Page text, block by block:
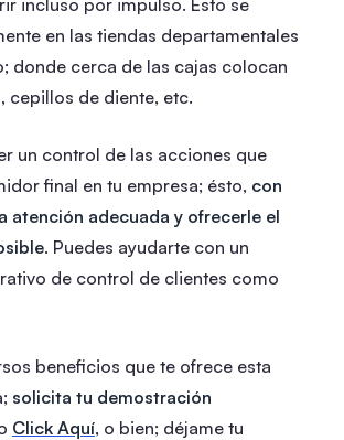
en las tiendas departamentales
donde cerca de las cajas colocan
cepillos de diente, etc.
un control de las acciones que
final en tu empresa; ésto, con
atención adecuada y ofrecerle el
. Puedes ayudarte con un
de control de clientes como
beneficios que te ofrece esta
solicita tu demostración
Click Aquí, o bien; déjame tu